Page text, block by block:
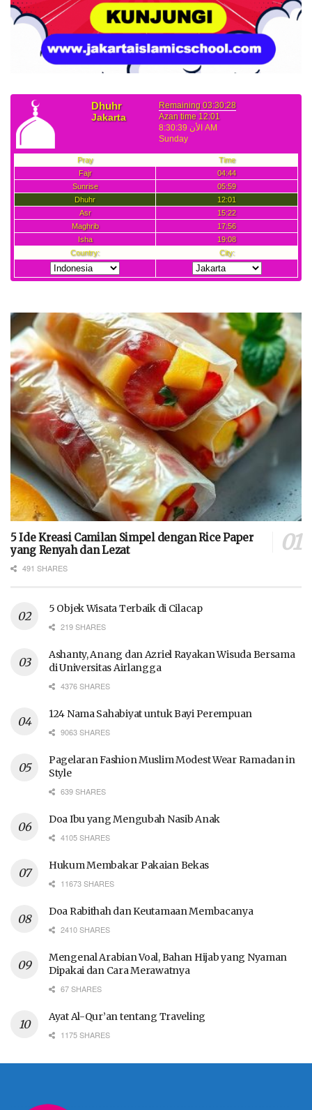
5 Ide Kreasi Camilan Simpel dengan Rice Paper
yang Renyah dan Lezat
491 SHARES
5 Objek Wisata Terbaik di Cilacap
219 SHARES
Ashanty, Anang dan Azriel Rayakan Wisuda Bersama
di Universitas Airlangga
4376 SHARES
124 Nama Sahabiyat untuk Bayi Perempuan
9063 SHARES
Pagelaran Fashion Muslim Modest Wear Ramadan in
Style
639 SHARES
Doa Ibu yang Mengubah Nasib Anak
4105 SHARES
Hukum Membakar Pakaian Bekas
11673 SHARES
Doa Rabithah dan Keutamaan Membacanya
2410 SHARES
Mengenal Arabian Voal, Bahan Hijab yang Nyaman
Dipakai dan Cara Merawatnya
67 SHARES
Ayat Al-Qur’an tentang Traveling
1175 SHARES